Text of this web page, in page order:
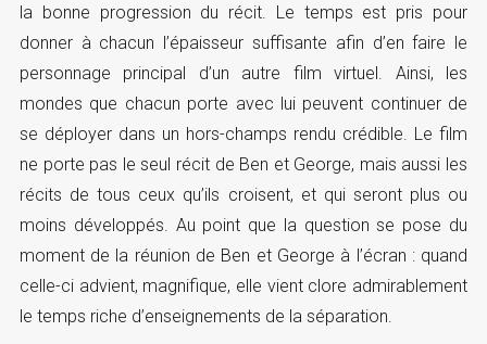
la bonne progression du récit. Le temps est pris pour
donner à chacun l’épaisseur suffisante afin d’en faire le
personnage principal d’un autre film virtuel. Ainsi, les
mondes que chacun porte avec lui peuvent continuer de
se déployer dans un hors-champs rendu crédible. Le film
ne porte pas le seul récit de Ben et George, mais aussi les
récits de tous ceux qu’ils croisent, et qui seront plus ou
moins développés. Au point que la question se pose du
moment de la réunion de Ben et George à l’écran : quand
celle-ci advient, magnifique, elle vient clore admirablement
le temps riche d’enseignements de la séparation.